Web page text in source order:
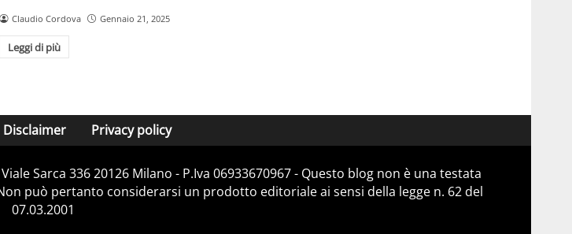
Claudio Cordova Gennaio 21, 2025
Leggi di più
Disclaimer Privacy policy
Sarca 336 20126 Milano - P.Iva 06933670967 - Questo blog non è una testata
può pertanto considerarsi un prodotto editoriale ai sensi della legge n. 62 del
07.03.2001